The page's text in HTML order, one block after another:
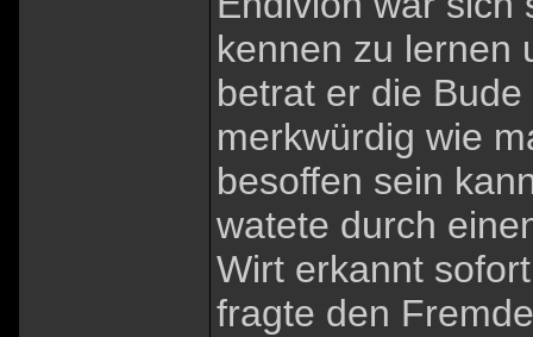
kennen zu lernen
betrat er die
merkwürdig wie
besoffen sein
watete durch
Wirt erkannt
fragte den